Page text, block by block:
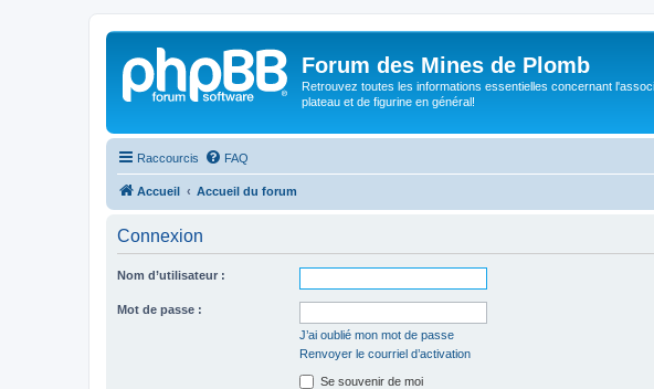
Forum des Mines de Plomb
Retrouvez toutes les informations essentielles concernant
plateau et de figurine en général!
Raccourcis FAQ
Accueil Accueil du forum
Connexion
Nom d’utilisateur :
Mot de passe :
J’ai oublié mon mot de passe
Renvoyer le courriel d’activation
Se souvenir de moi